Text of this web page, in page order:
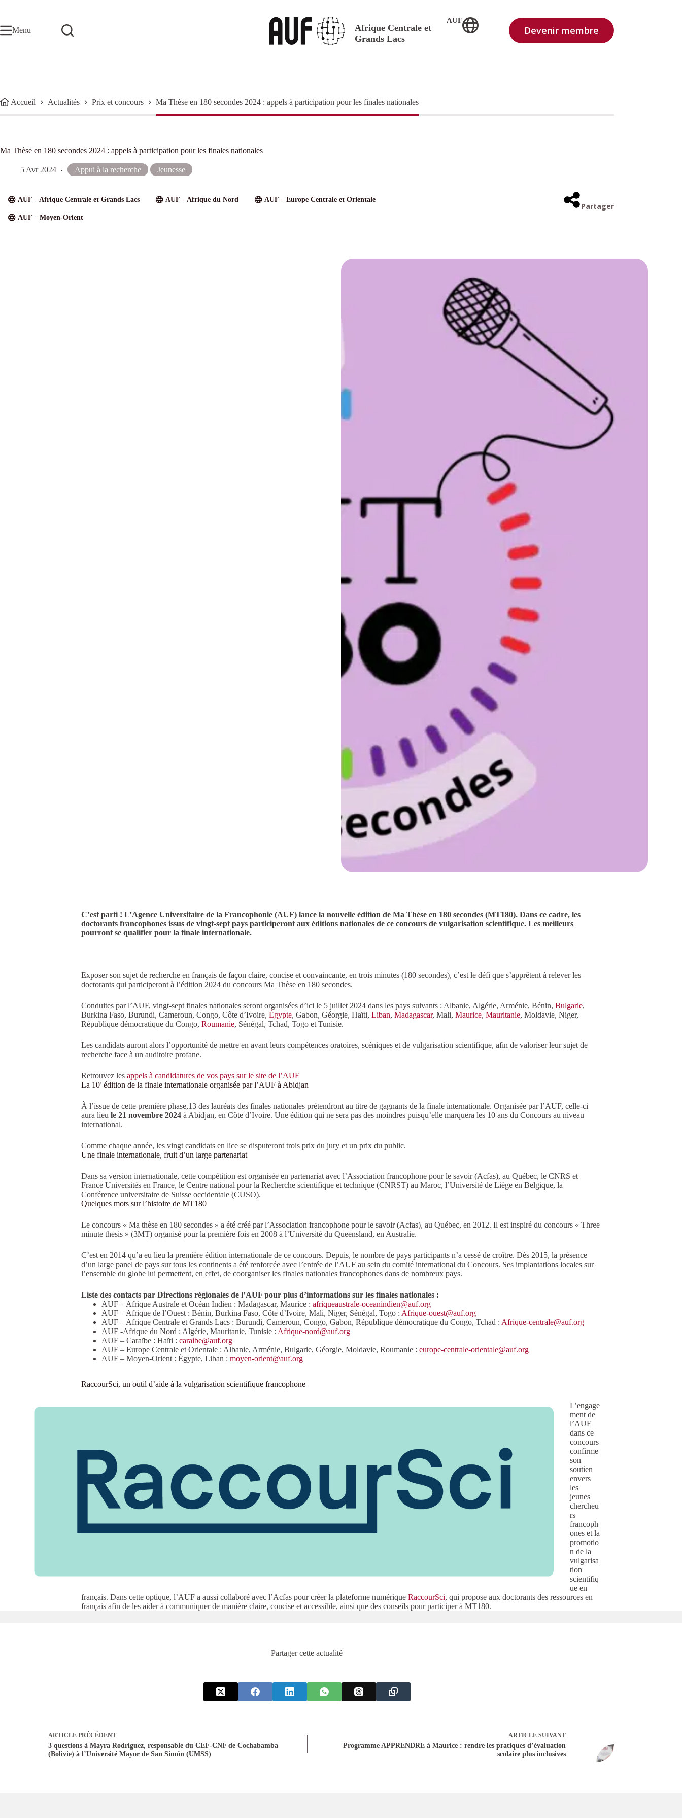
Menu
AUF
Afrique Centrale et
Grands Lacs
Devenir membre
Accueil Actualités Prix et concours Ma Thèse en 180 secondes 2024 : appels à participation pour les finales nationales
Ma Thèse en 180 secondes 2024 : appels à participation pour les finales nationales
5 Avr 2024 Appui à la recherche Jeunesse
AUF – Afrique Centrale et Grands Lacs AUF – Afrique du Nord AUF – Europe Centrale et Orientale
AUF – Moyen-Orient
Partager
C’est parti ! L’Agence Universitaire de la Francophonie (AUF) lance la nouvelle édition de Ma Thèse en 180 secondes (MT180). Dans ce cadre, les
doctorants francophones issus de vingt-sept pays participeront aux éditions nationales de ce concours de vulgarisation scientifique. Les meilleurs
pourront se qualifier pour la finale internationale.
Exposer son sujet de recherche en français de façon claire, concise et convaincante, en trois minutes (180 secondes), c’est le défi que s’apprêtent à relever les
doctorants qui participeront à l’édition 2024 du concours Ma Thèse en 180 secondes.
Conduites par l’AUF, vingt-sept finales nationales seront organisées d’ici le 5 juillet 2024 dans les pays suivants : Albanie, Algérie, Arménie, Bénin, Bulgarie,
Burkina Faso, Burundi, Cameroun, Congo, Côte d’Ivoire, Égypte, Gabon, Géorgie, Haïti, Liban, Madagascar, Mali, Maurice, Mauritanie, Moldavie, Niger,
République démocratique du Congo, Roumanie, Sénégal, Tchad, Togo et Tunisie.
Les candidats auront alors l’opportunité de mettre en avant leurs compétences oratoires, scéniques et de vulgarisation scientifique, afin de valoriser leur sujet de
recherche face à un auditoire profane.
Retrouvez les appels à candidatures de vos pays sur le site de l’AUF
La 10e édition de la finale internationale organisée par l’AUF à Abidjan
À l’issue de cette première phase,13 des lauréats des finales nationales prétendront au titre de gagnants de la finale internationale. Organisée par l’AUF, celle-ci
aura lieu le 21 novembre 2024 à Abidjan, en Côte d’Ivoire. Une édition qui ne sera pas des moindres puisqu’elle marquera les 10 ans du Concours au niveau
international.
Comme chaque année, les vingt candidats en lice se disputeront trois prix du jury et un prix du public.
Une finale internationale, fruit d’un large partenariat
Dans sa version internationale, cette compétition est organisée en partenariat avec l’Association francophone pour le savoir (Acfas), au Québec, le CNRS et
France Universités en France, le Centre national pour la Recherche scientifique et technique (CNRST) au Maroc, l’Université de Liège en Belgique, la
Conférence universitaire de Suisse occidentale (CUSO).
Quelques mots sur l’histoire de MT180
Le concours « Ma thèse en 180 secondes » a été créé par l’Association francophone pour le savoir (Acfas), au Québec, en 2012. Il est inspiré du concours « Three
minute thesis » (3MT) organisé pour la première fois en 2008 à l’Université du Queensland, en Australie.
C’est en 2014 qu’a eu lieu la première édition internationale de ce concours. Depuis, le nombre de pays participants n’a cessé de croître. Dès 2015, la présence
d’un large panel de pays sur tous les continents a été renforcée avec l’entrée de l’AUF au sein du comité international du Concours. Ses implantations locales sur
l’ensemble du globe lui permettent, en effet, de coorganiser les finales nationales francophones dans de nombreux pays.
Liste des contacts par Directions régionales de l’AUF pour plus d’informations sur les finales nationales :
AUF – Afrique Australe et Océan Indien : Madagascar, Maurice : afriqueaustrale-oceanindien@auf.org
AUF – Afrique de l’Ouest : Bénin, Burkina Faso, Côte d’Ivoire, Mali, Niger, Sénégal, Togo : Afrique-ouest@auf.org
AUF – Afrique Centrale et Grands Lacs : Burundi, Cameroun, Congo, Gabon, République démocratique du Congo, Tchad : Afrique-centrale@auf.org
AUF -Afrique du Nord : Algérie, Mauritanie, Tunisie : Afrique-nord@auf.org
AUF – Caraïbe : Haïti : caraibe@auf.org
AUF – Europe Centrale et Orientale : Albanie, Arménie, Bulgarie, Géorgie, Moldavie, Roumanie : europe-centrale-orientale@auf.org
AUF – Moyen-Orient : Égypte, Liban : moyen-orient@auf.org
RaccourSci, un outil d’aide à la vulgarisation scientifique francophone
L’engage
ment de
l’AUF
dans ce
concours
confirme
son
soutien
envers
les
jeunes
chercheu
rs
francoph
ones et la
promotio
n de la
vulgarisa
tion
scientifiq
ue en
français. Dans cette optique, l’AUF a aussi collaboré avec l’Acfas pour créer la plateforme numérique RaccourSci, qui propose aux doctorants des ressources en
français afin de les aider à communiquer de manière claire, concise et accessible, ainsi que des conseils pour participer à MT180.
Partager cette actualité
ARTICLE PRÉCÉDENT
3 questions à Mayra Rodriguez, responsable du CEF-CNF de Cochabamba
(Bolivie) à l’Université Mayor de San Simón (UMSS)
ARTICLESUIVANT
Programme APPRENDRE à Maurice : rendre les pratiques d’évaluation
scolaire plus inclusives